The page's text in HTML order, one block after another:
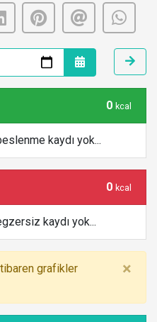
0 kcal
kaydı yok...
0 kcal
kaydı yok...
grafikler
×